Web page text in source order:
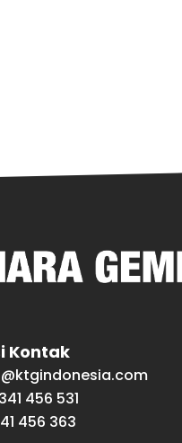
Kontak
456 531
456 363